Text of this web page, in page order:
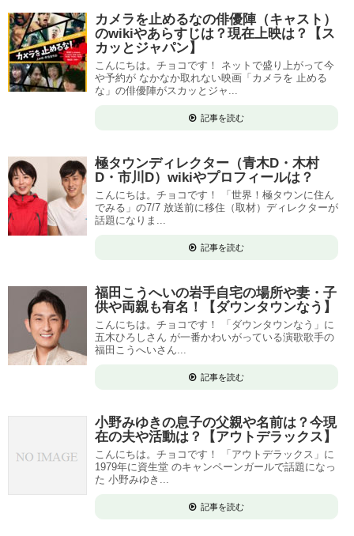
カメラを止めるなの俳優陣（キャスト）
のwikiやあらすじは？現在上映は？【ス
カッとジャパン】
こんにちは。チョコです！ ネットで盛り上がって今
や予約が なかなか取れない映画「カメラを 止める
な」の俳優陣がスカッとジャ...
記事を読む
極タウンディレクター（青木D・木村
D・市川D）wikiやプロフィールは？
こんにちは。チョコです！ 「世界！極タウンに住ん
でみる」の7/7 放送前に移住（取材）ディレクターが
話題になりま...
記事を読む
福田こうへいの岩手自宅の場所や妻・子
供や両親も有名！【ダウンタウンなう】
こんにちは。チョコです！ 「ダウンタウンなう」に
五木ひろしさん が一番かわいがっている演歌歌手の
福田こうへいさん...
記事を読む
小野みゆきの息子の父親や名前は？今現
在の夫や活動は？【アウトデラックス】
こんにちは。チョコです！ 「アウトデラックス」に
1979年に資生堂 のキャンペーンガールで話題になっ
た 小野みゆき...
記事を読む